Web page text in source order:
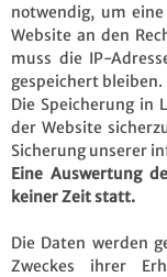
notwendig, um
Website an den
muss die IP-
gespeichert bleiben.
Die Speicherung in
der Website
Sicherung unserer
Eine Auswertung
keiner Zeit statt.
Die Daten werden
Zweckes ihrer